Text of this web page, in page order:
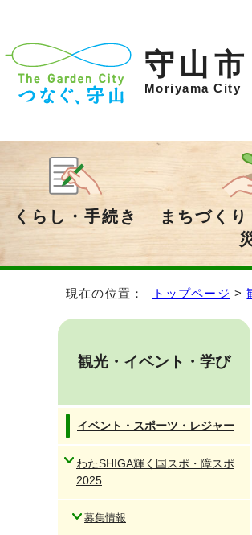
守山市
Moriyama City
くらし・手続き
まちづく
現在の位置： トップページ >
観光・イベント・学び
イベント・スポーツ・レジャー
わたSHIGA輝く国スポ・障スポ
2025
募集情報